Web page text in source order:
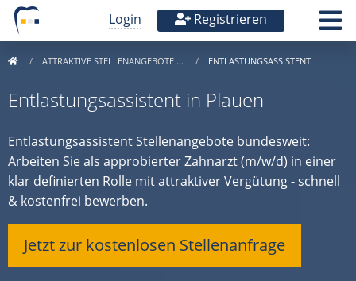
Login Registrieren
ATTRAKTIVE STELLENANGEBOTE … ENTLASTUNGSASSISTENT
Entlastungsassistent in Plauen
Entlastungsassistent Stellenangebote bundesweit:
Arbeiten Sie als approbierter Zahnarzt (m/w/d) in einer
klar definierten Rolle mit attraktiver Vergütung - schnell
& kostenfrei bewerben.
Jetzt zur kostenlosen Stellenanfrage